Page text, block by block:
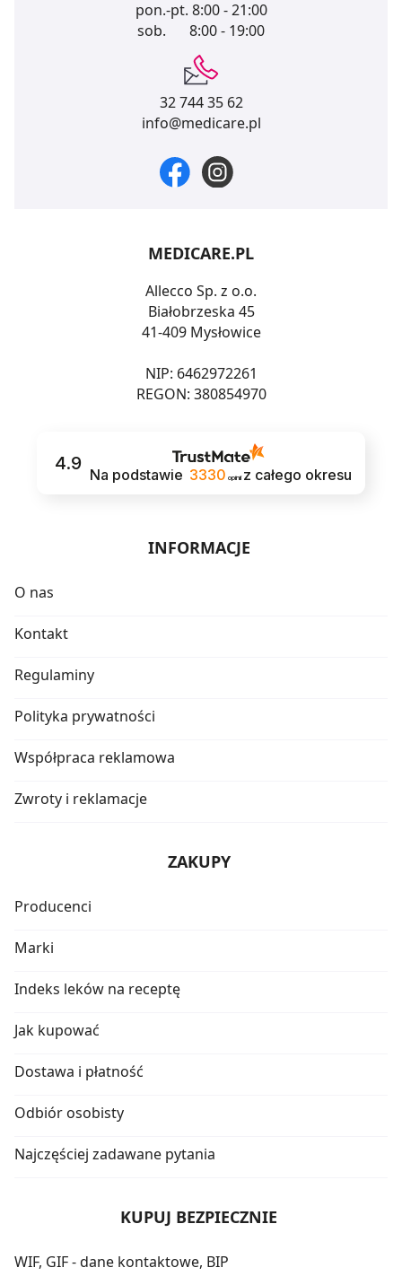
pon.-pt. 8:00 - 21:00
sob.
8:00 - 19:00
32 744 35 62
info@medicare.pl
MEDICARE.PL
Allecco Sp. z o.o.
Białobrzeska 45
41-409 Mysłowice
NIP: 6462972261
REGON: 380854970
4.9
Na podstawie 3330 opinii z całego okresu
INFORMACJE
O nas
Kontakt
Regulaminy
Polityka prywatności
Współpraca reklamowa
Zwroty i reklamacje
ZAKUPY
Producenci
Marki
Indeks leków na receptę
Jak kupować
Dostawa i płatność
Odbiór osobisty
Najczęściej zadawane pytania
KUPUJ BEZPIECZNIE
WIF, GIF - dane kontaktowe, BIP